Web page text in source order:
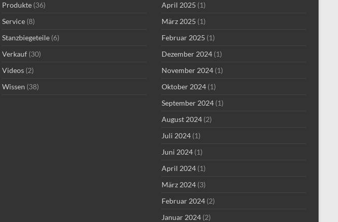
Produkte (36)
Service (8)
Stanzbiegeteile (6)
Verkauf (30)
Videos (2)
Wissen (38)
April 2025 (1)
März 2025 (1)
Februar 2025 (1)
Dezember 2024 (1)
November 2024 (1)
Oktober 2024 (1)
September 2024 (1)
August 2024 (2)
Juli 2024 (1)
Juni 2024 (1)
April 2024 (1)
März 2024 (3)
Februar 2024 (2)
Januar 2024 (2)